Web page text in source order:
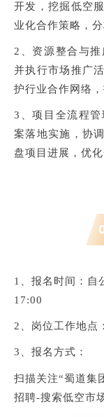
开发，挖掘低空
业化合作策略，
2、资源整合与
并执行市场推广
护行业合作网络
3、项目全流程
案落地实施，协
盘项目进展，优
1
、报名时间：
17:00
2、岗位工作地点
3、 报名方式：
扫描关注“蜀道集
招聘-搜索低空市